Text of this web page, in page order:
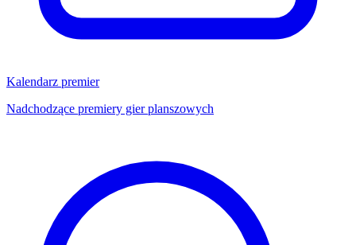
Kalendarz premier
Nadchodzące premiery gier planszowych